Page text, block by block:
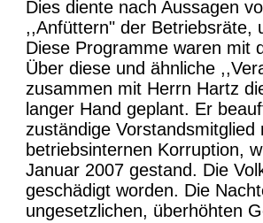
Dies diente nach Aussagen
,,Anfüttern" der Betriebsräte,
Diese Programme waren mit
Über diese und ähnliche
zusammen mit Herrn Hartz
langer Hand geplant. Er
zuständige
betriebsinternen Korruption,
Januar 2007 gestand. Die
geschädigt worden. Die
ungesetzlichen, überhöhten